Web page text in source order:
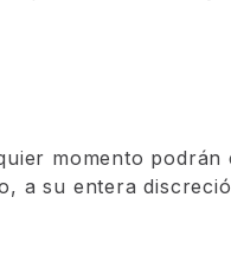
momento podrán
a su entera